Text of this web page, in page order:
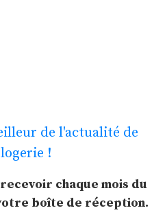
de l'actualité de
!
chaque mois du
boîte de réception.